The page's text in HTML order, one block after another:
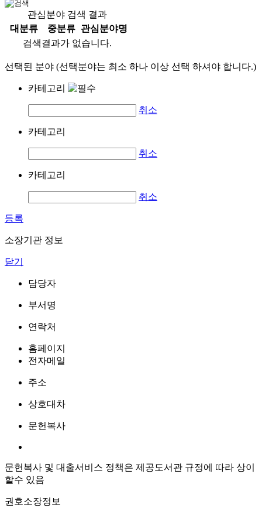
관심분야 검색 결과
대분류
중분류
관심분야명
검색결과가 없습니다.
선택된 분야 (선택분야는 최소 하나 이상 선택 하셔야 합니다.)
카테고리
취소
카테고리
취소
카테고리
취소
등록
소장기관 정보
닫기
담당자
부서명
연락처
홈페이지
전자메일
주소
상호대차
문헌복사
문헌복사 및 대출서비스 정책은 제공도서관 규정에 따라 상이
할수 있음
권호소장정보